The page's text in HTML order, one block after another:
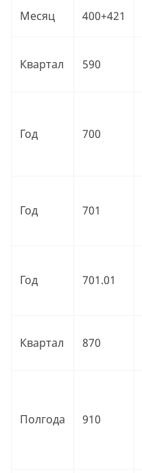
Месяц 400+421
Квартал 590
Год 700
Год 701
Год 701.01
Квартал 870
Полгода 910